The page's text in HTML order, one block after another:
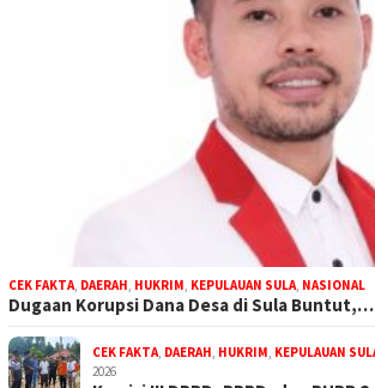
CEK FAKTA, DAERAH, HUKRIM, KEPULAUAN SULA, NASIONAL
Dugaan Korupsi Dana Desa di Sula Buntut,…
CEK FAKTA, DAERAH, HUKRIM, KEPULAUAN
2026